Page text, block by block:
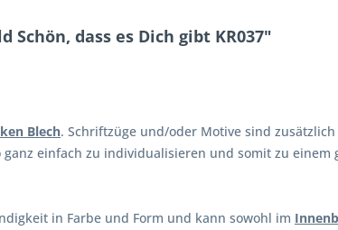
dass es Dich gibt KR037"
Blech. Schriftzüge und/oder Motive sind zusätzlich
einfach zu individualisieren und somit zu einem
in Farbe und Form und kann sowohl im